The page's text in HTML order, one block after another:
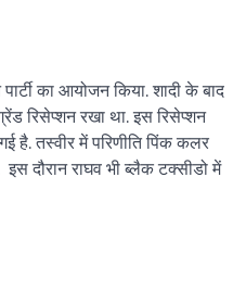
का आयोजन किया. शादी के बाद
रिसेप्शन रखा था. इस रिसेप्शन
है. तस्वीर में परिणीति पिंक कलर
दौरान राघव भी ब्लैक टक्सीडो में